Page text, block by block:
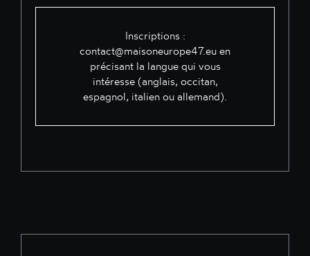
Inscriptions :
contact@maisoneurope47.eu en
précisant la langue qui vous
intéresse (anglais, occitan,
espagnol, italien ou allemand).